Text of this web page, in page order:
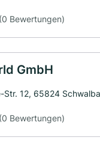
(0 Bewertungen)
GmbH
12, 65824
(0 Bewertungen)